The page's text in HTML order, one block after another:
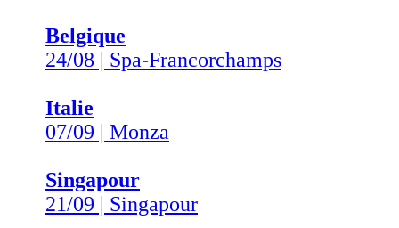
Belgique
24/08 | Spa-Francorchamps
Italie
07/09 | Monza
Singapour
21/09 | Singapour